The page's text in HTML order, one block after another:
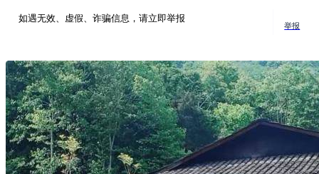
如遇无效、虚假、诈骗信息，请立即举报
举报